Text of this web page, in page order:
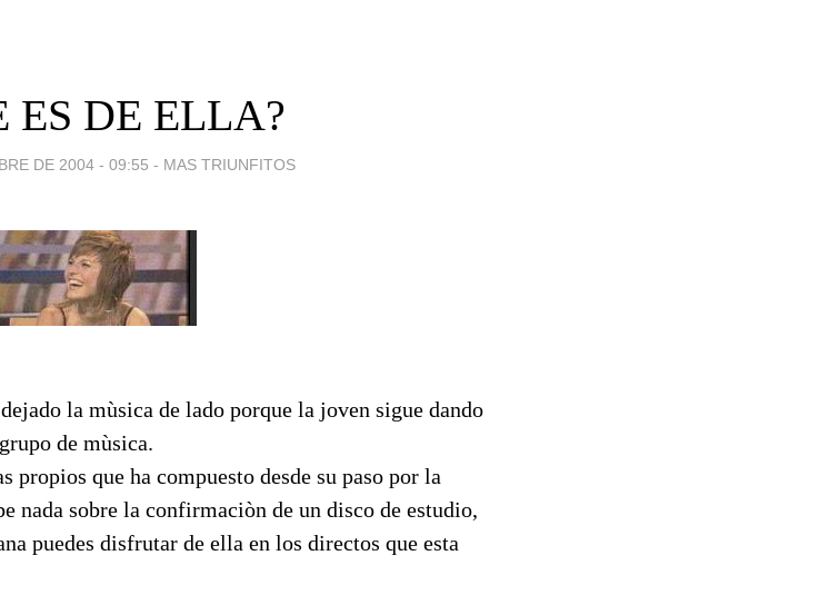
ES DE ELLA?
DE 2004 - 09:55 - MAS TRIUNFITOS
la mùsica de lado porque la joven sigue dando
de mùsica.
propios que ha compuesto desde su paso por la
nada sobre la confirmaciòn de un disco de estudio,
puedes disfrutar de ella en los directos que esta